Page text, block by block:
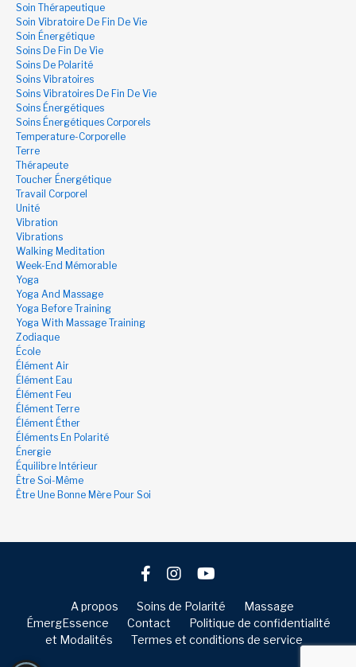
Soin Thérapeutique
Soin Vibratoire De Fin De Vie
Soin Énergétique
Soins De Fin De Vie
Soins De Polarité
Soins Vibratoires
Soins Vibratoires De Fin De Vie
Soins Énergétiques
Soins Énergétiques Corporels
Temperature-Corporelle
Terre
Thérapeute
Toucher Énergétique
Travail Corporel
Unité
Vibration
Vibrations
Walking Meditation
Week-End Mémorable
Yoga
Yoga And Massage
Yoga Before Training
Yoga With Massage Training
Zodiaque
École
Élément Air
Élément Eau
Élément Feu
Élément Terre
Élément Éther
Éléments En Polarité
Énergie
Équilibre Intérieur
Être Soi-Même
Être Une Bonne Mère Pour Soi
A propos Soins de Polarité
Massage
ÉmergEssence
Contact
Politique de confidentialité
et Modalités
Termes et conditions de service